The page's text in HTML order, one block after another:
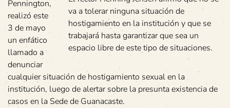
va a tolerar ninguna situación de
hostigamiento en la institución y que se
trabajará hasta garantizar que sea un
espacio libre de este tipo de situaciones.
Pennington,
realizó este
3 de mayo
un enfático
llamado a
denunciar
cualquier situación de hostigamiento sexual en la
institución, luego de alertar sobre la presunta existencia de
casos en la Sede de Guanacaste.